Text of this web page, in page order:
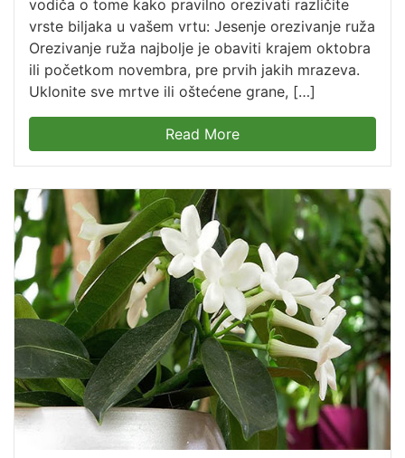
vodiča o tome kako pravilno orezivati različite
vrste biljaka u vašem vrtu: Jesenje orezivanje ruža
Orezivanje ruža najbolje je obaviti krajem oktobra
ili početkom novembra, pre prvih jakih mrazeva.
Uklonite sve mrtve ili oštećene grane, […]
Read More